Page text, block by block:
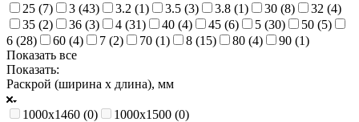
25 (7) 3 (43) 3.2 (1) 3.5 (3) 3.8 (1) 30 (8) 32 (4)
35 (2) 36 (3) 4 (31) 40 (4) 45 (6) 5 (30) 50 (5)
6 (28) 60 (4) 7 (2) 70 (1) 8 (15) 80 (4) 90 (1)
Показать все
Показать:
Раскрой (ширина х длина), мм
1000х1460 (0) 1000х1500 (0)